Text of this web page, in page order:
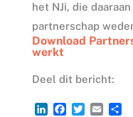
het NJi, die
partnerschap
Download
werkt
Deel dit bericht:
L
F
T
E
D